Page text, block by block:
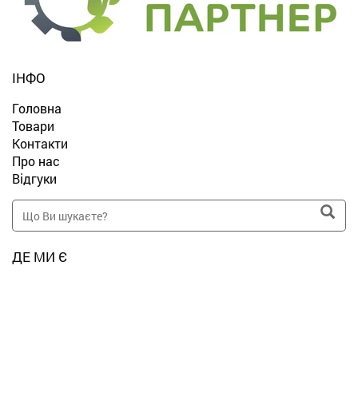
ІНФО
Головна
Товари
Контакти
Про нас
Відгуки
ДЕ МИ Є